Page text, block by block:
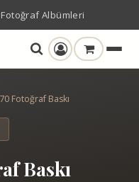
Albümleri
Fotoğraf Baskı
Baskı